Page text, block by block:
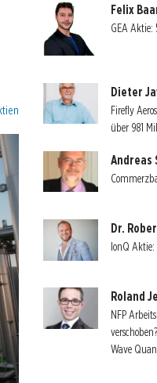
Felix
GEA
Dieter
Firefly
über 981
Andreas
Dr.
IonQ
Roland
NFP
Wave